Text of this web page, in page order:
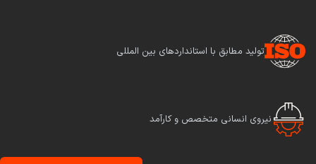
تولید مطابق با استانداردهای بین المللی
نیروی انسانی متخصص و کارآمد